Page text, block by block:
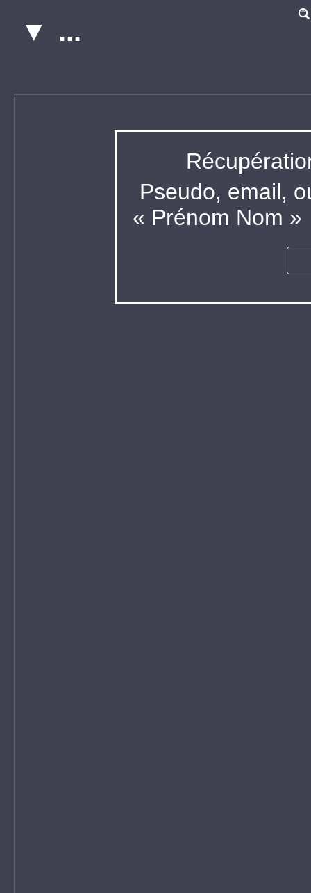
Pseudo, email,
« Prénom Nom »